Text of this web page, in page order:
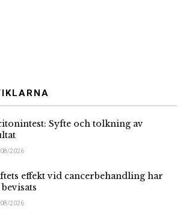
Syfte och tolkning av
2026
effekt vid cancerbehandling har
2026